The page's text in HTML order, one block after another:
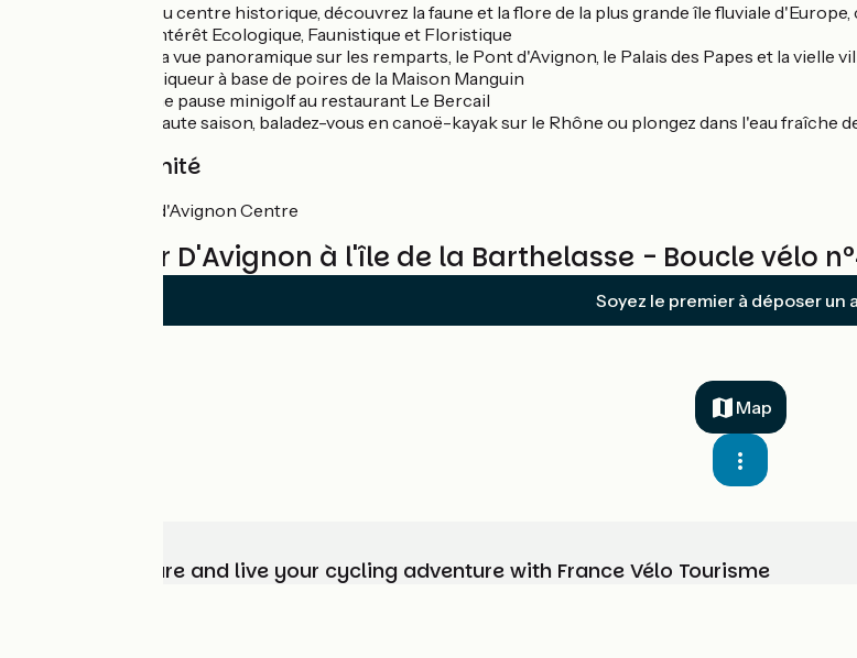
A deux pas du centre historique, découvrez la faune et la flore de la plus grande île fluviale
naturelle d'intérêt Ecologique, Faunistique et Floristique
Admirez de la vue panoramique sur les remparts, le Pont d'Avignon, le Palais des Papes et la vielle
Dégustez la liqueur à base de poires de la Maison Manguin
Profitez d'une pause minigolf au restaurant Le Bercail
Pendant la haute saison, baladez-vous en canoë-kayak sur le Rhône ou plongez dans l'eau fraîche
Gare à proximité
Gare SNCF d'Avignon Centre
Reviews for D'Avignon à l'île de la Barthelasse - Boucle vélo
Soyez le premier à déposer un
Map
Choose, prepare and live your cycling adventure with France Vélo Tourisme